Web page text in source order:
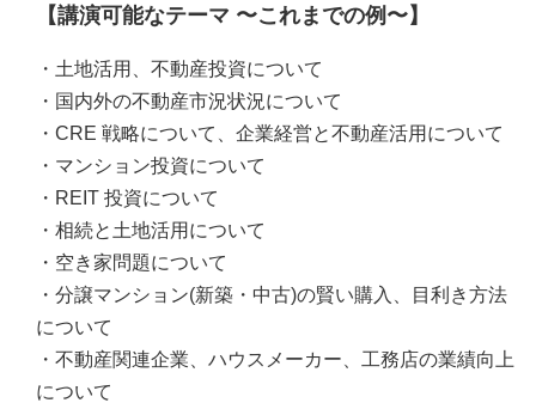
【講演可能なテーマ 〜これまでの例〜】
・土地活用、不動産投資について
・国内外の不動産市況状況について
・CRE 戦略について、企業経営と不動産活用について
・マンション投資について
・REIT 投資について
・相続と土地活用について
・空き家問題について
・分譲マンション(新築・中古)の賢い購入、目利き方法
について
・不動産関連企業、ハウスメーカー、工務店の業績向上
について